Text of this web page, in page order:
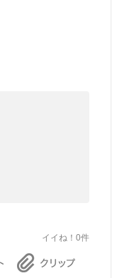
イイね！0件